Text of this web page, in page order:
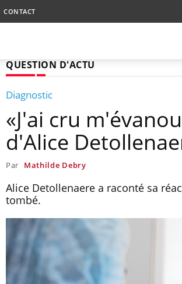
CONTACT
QUESTION D'ACTU
Diagnostic
«J'ai cru
d'Alice
Par Mathilde Debry
Alice Detollenaere a raconté sa
tombé.